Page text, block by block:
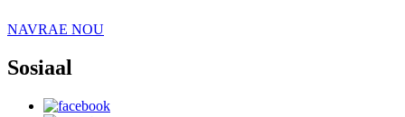
NAVRAE NOU
Sosiaal